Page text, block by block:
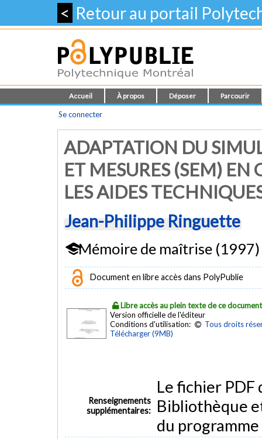
< Retour au portail
Accueil À propos Déposer Parcourir
Se connecter
ADAPTATION DU
ET MESURES (SEM) EN
LES AIDES
Jean-Philippe Ringuette
Mémoire de maîtrise (1997)
Document en libre accès dans PolyPublie
Libre accès au plein texte de ce document
Version officielle de l'éditeur
Conditions d'utilisation:
Tous droits
Télécharger (9MB)
Renseignements
supplémentaires:
Le fichier
Bibliothèque
du programme